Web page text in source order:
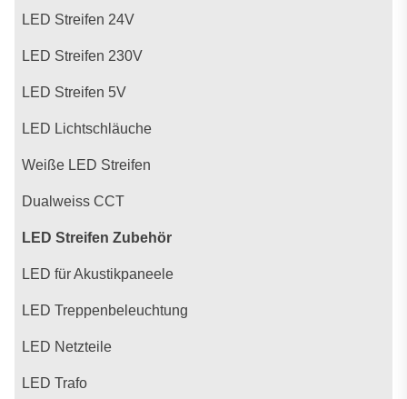
LED Streifen 24V
LED Streifen 230V
LED Streifen 5V
LED Lichtschläuche
Weiße LED Streifen
Dualweiss CCT
LED Streifen Zubehör
LED für Akustikpaneele
LED Treppenbeleuchtung
LED Netzteile
LED Trafo